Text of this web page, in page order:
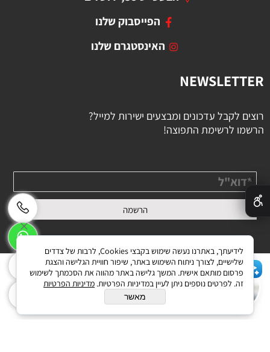
הפייסבוק שלנו
האינסטגרם שלנו
NEWSLETTER
רוצים לקבל עדכונים ומבצעים ישירות למייל?
הרשמו לרשימת התפוצה!
בניית אתרים
✕
לידיעתך, באתרנו נעשה שימוש בקבצי Cookies, לרבות של צדדים
שלישיים, לצורך ניתוח השימוש באתר, שיפור חוויית הגלישה והצגת
פרסום מותאם אישית. המשך גלישה באתר מהווה את הסכמתך לשימוש
זה. לפרטים נוספים ניתן לעיין במדיניות הפרטיות. מדיניות הפרטיות
מאשר
שלום 👋 אני הצ'אטבוט של האתר!
צריך עזרה? התחל שיחה.